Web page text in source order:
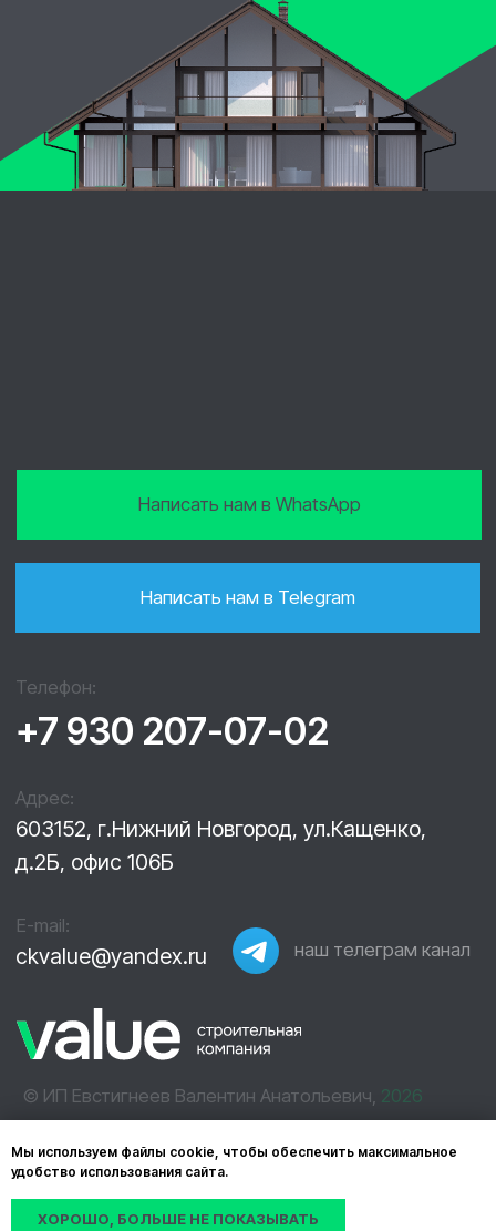
Мы используем файлы cookie, чтобы обеспечить максимальное
удобство использования сайта.
ХОРОШО, БОЛЬШЕ НЕ ПОКАЗЫВАТЬ